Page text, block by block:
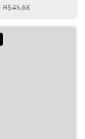
R$45,68